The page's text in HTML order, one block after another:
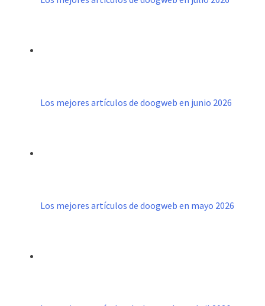
Los mejores artículos de doogweb en junio 2026
Los mejores artículos de doogweb en mayo 2026